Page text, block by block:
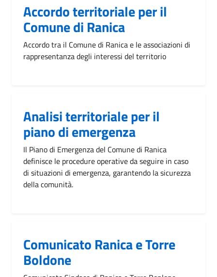
Accordo territoriale per il
Comune di Ranica
Accordo tra il Comune di Ranica e le associazioni di
rappresentanza degli interessi del territorio
Analisi territoriale per il
piano di emergenza
Il Piano di Emergenza del Comune di Ranica
definisce le procedure operative da seguire in caso
di situazioni di emergenza, garantendo la sicurezza
della comunità.
Comunicato Ranica e Torre
Boldone